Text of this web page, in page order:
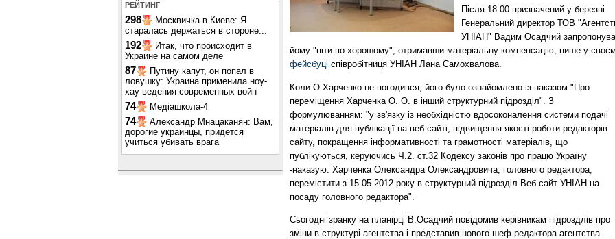
РЕЙТИНГ
298
Москвичка в Киеве: Я
старалась держаться в стороне...
192
Итак, что происходит в
Украине на самом деле
87
Путину капут, он попал в
ловушку: Украина применила ноу-
хау ведения современных войн
74 Медіашкола-4
74
Александр Мнацаканян: Вам,
дорогие украинцы, придется
учиться убивать врага
Після 18.00 призначений у березні
Генеральний директор ТОВ
УНІАН" Вадим Осадчий
йому "піти по-хорошому", отримавши матеріальну компенсацію, пише у
фейсбуці співробітниця УНІАН Лана Самохвалова.
Коли О.Харченко не погодився, його було ознайомлено із наказом "Про
переміщення Харченка О. О. в інший структурний підрозділ". З
формулюванням: "у зв'язку із необхідністю вдосоконалення системи подачі
матеріалів для публікації на веб-сайті, підвищення якості роботи редакторів
сайту, покращення інформативності та грамотності матеріалів, що
публікуються, керуючись Ч.2. ст.32 Кодексу законів про працю Україну
-наказую: Харченка Олександра Олександровича, головного редактора,
перемістити з 15.05.2012 року в структурний підрозділ Веб-сайт УНІАН на
посаду головного редактора".
Сьогодні зранку на планірці В.Осадчий повідомив керівникам підроздлів про
зміни в структурі агентства і представив нового шеф-редактора агентства